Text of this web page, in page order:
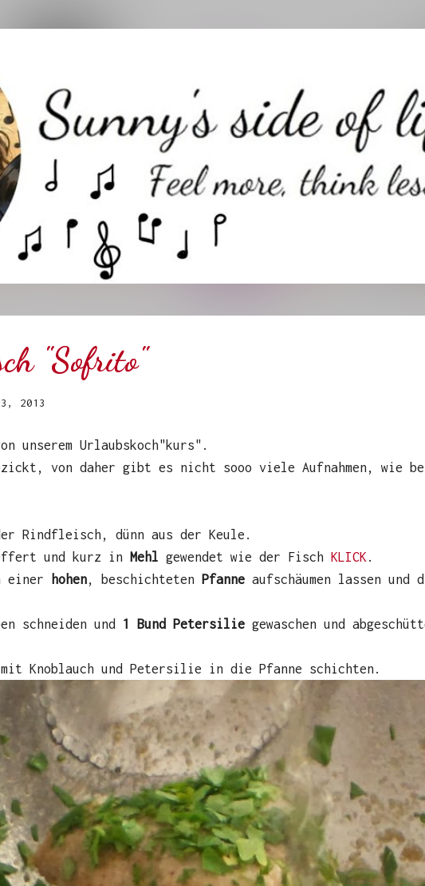
"Sofrito"
2013
unserem Urlaubskoch"kurs".
von daher gibt es nicht sooo viele Aufnahmen, wie
Rindfleisch, dünn aus der Keule.
und kurz in Mehl gewendet wie der Fisch KLICK .
einer hohen, beschichteten Pfanne aufschäumen lassen und
schneiden und 1 Bund Petersilie gewaschen und
Knoblauch und Petersilie in die Pfanne schichten.